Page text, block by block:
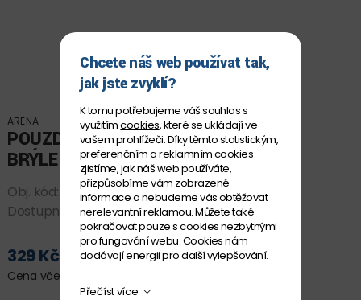
ARENA
POUZDRO NA PLAVECKÉ
BRÝLE ARENA GOGGLE CASE
Obj. kód:
1E048_102
Dostupnost:SKLADEM
329 Kč
Cena včetně DPH
PŘIDAT DO KOŠÍKU
Chcete náš web používat tak,
jak jste zvyklí?
K tomu potřebujeme váš souhlas s
využitímcookies, které se ukládají ve
vašem prohlížeči. Díky těmto statistickým,
preferenčním a reklamním cookies
zjistíme, jak náš web používáte,
přizpůsobíme vám zobrazené
informace a nebudeme vás obtěžovat
nerelevantní reklamou. Můžete také
pokračovat pouze s cookies nezbytnými
pro fungování webu. Cookies nám
dodávají energii pro další vylepšování.
Přečíst více